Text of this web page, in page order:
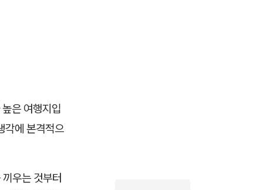
은 여행지입
각에 본격적으
우는 것부터